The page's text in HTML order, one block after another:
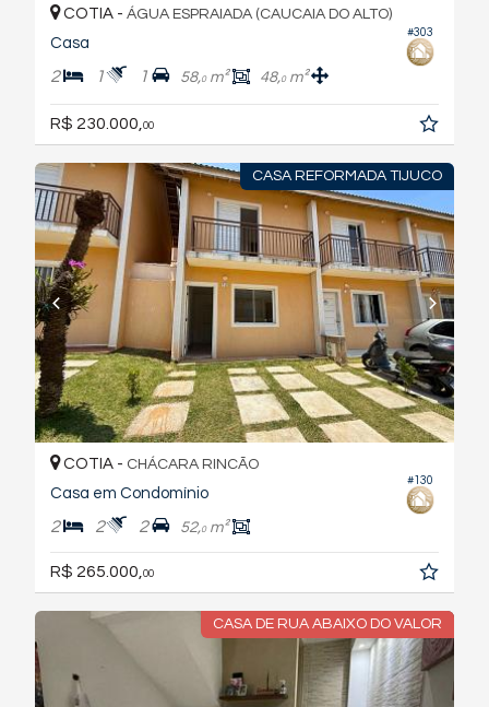
#303
COTIA - ÁGUA ESPRAIADA (CAUCAIA DO ALTO)
Casa
2 1 1 58,0m² 48,0m²
R$ 230.000,00
CASA REFORMADA TIJUCO
#130
COTIA - CHÁCARA RINCÃO
Casa em Condomínio
2 2 2 52,0m²
R$ 265.000, 00
CASA DE RUA ABAIXO DO VALOR